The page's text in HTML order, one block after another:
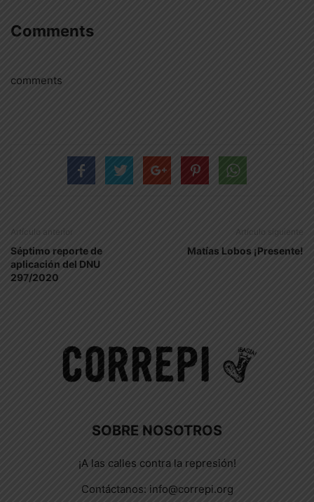
Comments
comments
Artículo anterior
Séptimo reporte de
aplicación del DNU
297/2020
Artículo siguiente
Matías Lobos ¡Presente!
SOBRE NOSOTROS
¡A las calles contra la represión!
Contáctanos: info@correpi.org